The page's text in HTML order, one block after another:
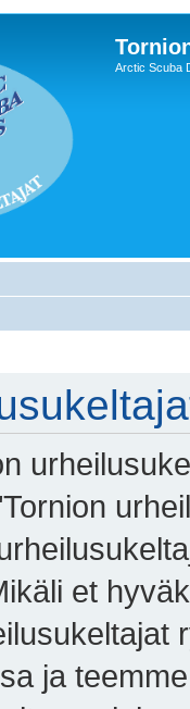
Arctic Scuba
et
ja